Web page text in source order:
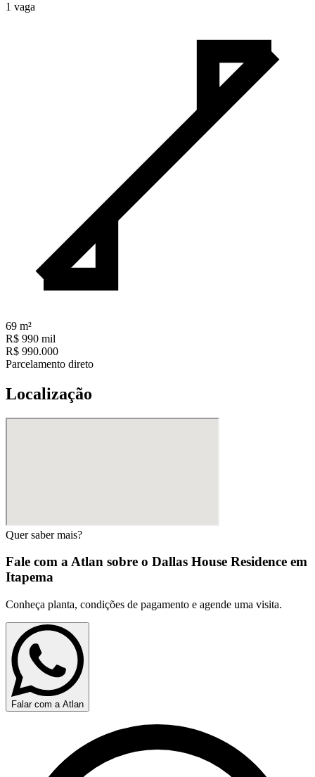
1 vaga
69 m²
R$ 990 mil
R$ 990.000
Parcelamento direto
Localização
Quer saber mais?
Fale com a Atlan sobre o Dallas House Residence em
Itapema
Conheça planta, condições de pagamento e agende uma visita.
Falar com a Atlan